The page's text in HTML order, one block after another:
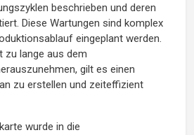
beschrieben und deren
Diese Wartungen sind komplex
eingeplant werden.
zu lange aus dem
gilt es einen
zu erstellen und zeiteffizient
wurde in die